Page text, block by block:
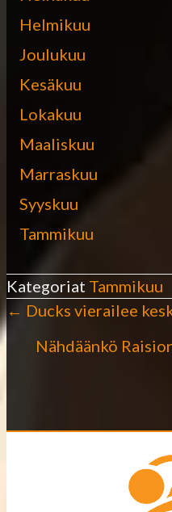
Helmikuu
Joulukuu
Kesäkuu
Lokakuu
Maaliskuu
Marraskuu
Syyskuu
Tammikuu
Kategoriat Tammikuu
t
← Ducks vierailee
Nähdäänkö